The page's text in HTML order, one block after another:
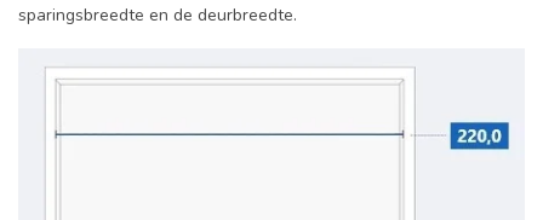
sparingsbreedte en de deurbreedte.